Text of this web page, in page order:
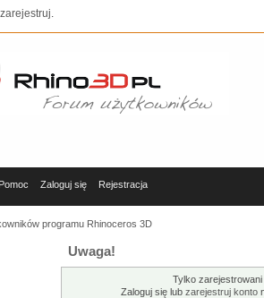
zarejestruj.
Pomoc Zaloguj się Rejestracja
programu Rhinoceros 3D
Uwaga!
Tylko
Zaloguj się lub zarejestruj konto